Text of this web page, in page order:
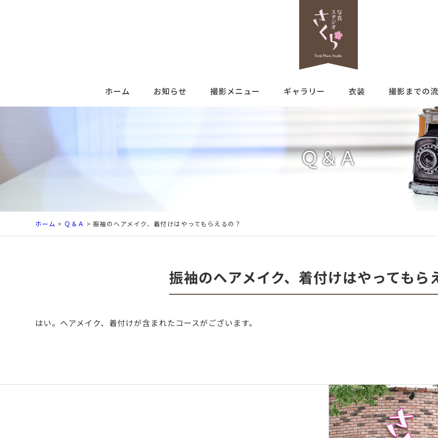
ホーム お知らせ 撮影メニュー ギャラリー 衣装 撮影までの
Ｑ＆Ａ
ホーム > Ｑ＆Ａ > 振袖のヘアメイク、着付けはやってもらえるの？
振袖のヘアメイク、着付けはやってもら
はい。ヘアメイク、着付けが含まれたコースがございます。